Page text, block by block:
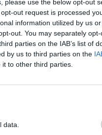
please use the below opt-out
out request is processed
information utilized by us
out. You may separately
parties on the IAB’s list of
by us to third parties on the
to other third parties.